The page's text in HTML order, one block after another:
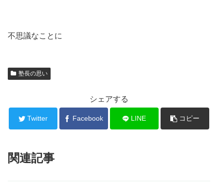
不思議なことに
塾長の思い
シェアする
Twitter Facebook LINE コピー
関連記事